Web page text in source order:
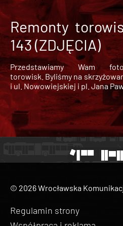
Remonty
143 (ZDJĘCIA)
Przedstawiamy Wam
torowisk. Byliśmy na
i ul. Nowowiejskiej i pl. Jana
© 2026 Wrocławska
Regulamin strony